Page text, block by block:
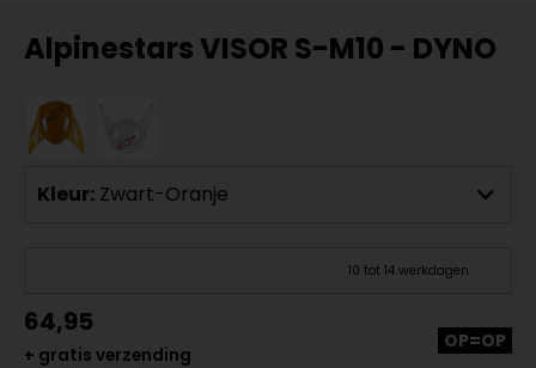
Alpinestars VISOR S-M10 - DYNO
Kleur: Zwart-Oranje
10 tot 14 werkdagen
64,95
+ gratis verzending
OP=OP